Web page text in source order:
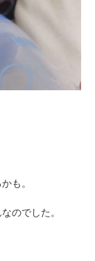
も。
のでした。